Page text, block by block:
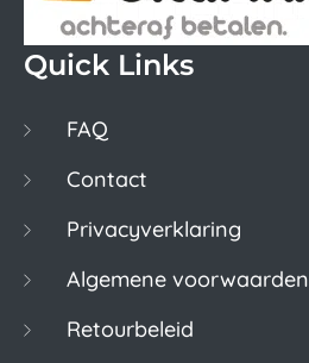
Quick Links
FAQ
Contact
Privacyverklaring
Algemene voorwaarden
Retourbeleid